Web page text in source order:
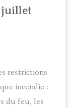
juillet
restrictions
incendie :
du feu, les